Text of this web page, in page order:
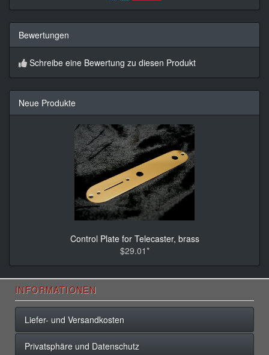
Bewertungen
Schreibe eine Bewertung zu diesen Produkt
Neue Produkte
Control Plate for Telecaster, brass
$29.01*
INFORMATIONEN
Liefer- und Versandkosten
Privatsphäre und Datenschutz